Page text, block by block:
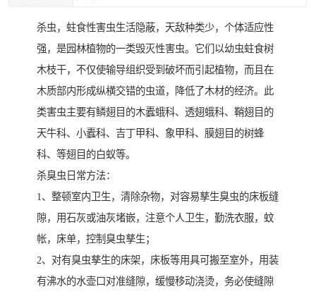
杀虫，蛀食性害虫生活隐蔽，天敌种类少，个体适应性
强，是园林植物的一类毁灭性害虫。它们以幼虫蛀食树
木枝干，不仅使输导组织受到破坏而引起植物，而且在
木质部内形成纵横交错的虫道，降低了木材的经济。此
类害虫主要有鳞翅目的木蠹蛾科、透翅蛾科、鞘翅目的
天牛科、小蠹科、吉丁甲科、象甲科、膜翅目的树蜂
科、等翅目的白蚁等。
杀臭虫日常方法：
1、整顿室内卫生，清除杂物，对容易孳生臭虫的床板缝
隙，用石灰或油灰堵嵌，注意个人卫生，勤洗衣服，蚊
帐，床单，控制臭虫孳生；
2、对有臭虫孳生的床架，床板等用具可搬至室外，用装
有沸水的水壶口对准缝隙，缓慢移动浇烫，务必使缝隙